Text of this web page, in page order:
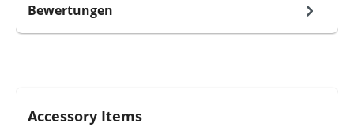
Bewertungen
Produktgalerie überspringen
Accessory Items